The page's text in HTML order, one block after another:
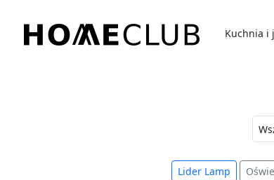
treści
Kuchnia i
Lider Lamp